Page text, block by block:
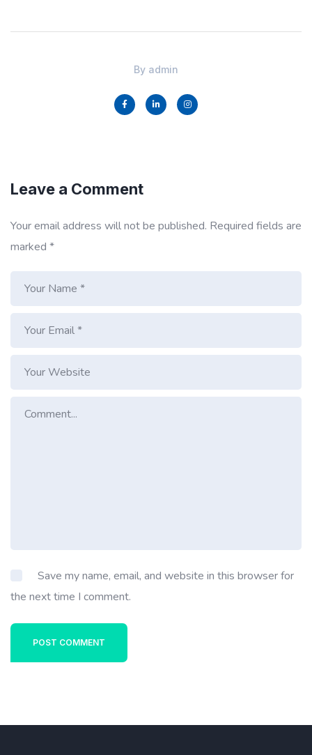
By admin
Leave a Comment
Your email address will not be published. Required fields are
marked *
Save my name, email, and website in this browser for
the next time I comment.
POST COMMENT